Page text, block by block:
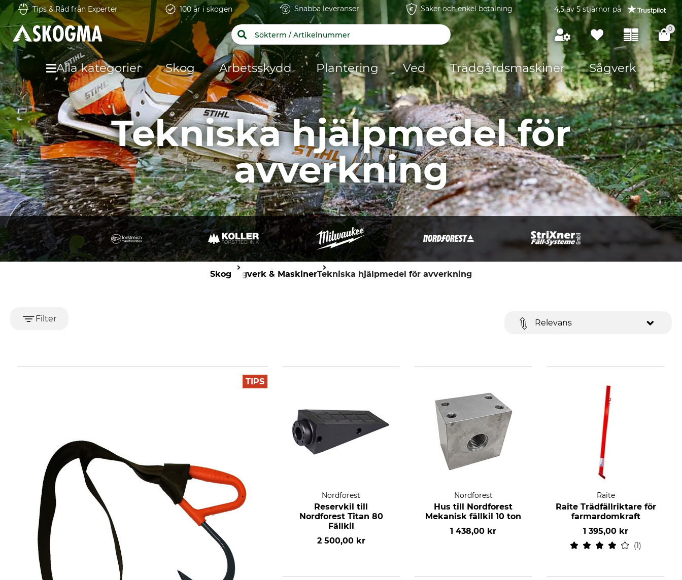
Tips & Råd från Experter 100 år i skogen Snabba leveranser Säker och enkel betalning 4,5 av 5 stjärnor på
0
Alla kategorier Skog Arbetsskydd Plantering Ved Trädgårdsmaskiner Sågverk
Tekniska hjälpmedel för
avverkning
Skog Sågverk & MaskinerTekniska hjälpmedel för avverkning
Filter Relevans
TIPS
Nordforest
Reservkil till
Nordforest Titan 80
Fällkil
2 500,00 kr
Nordforest
Hus till Nordforest
Mekanisk fällkil 10 ton
1 438,00 kr
Raite
Raite Trädfällriktare för
farmardomkraft
1 395,00 kr
1